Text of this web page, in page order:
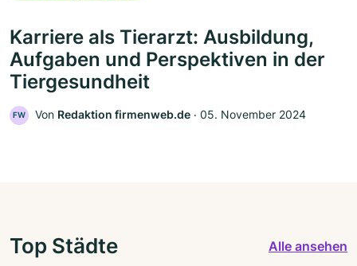
Karriere als Tierarzt: Ausbildung,
Aufgaben und Perspektiven in der
Tiergesundheit
FW Von Redaktion firmenweb.de ‧ 05. November 2024
Top Städte Alle ansehen